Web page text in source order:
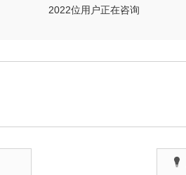
2022位用户正在咨询